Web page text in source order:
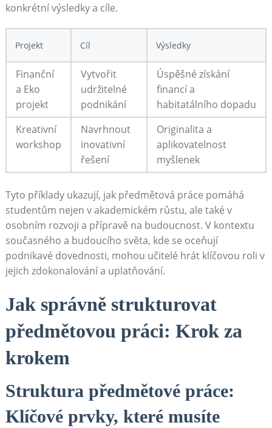
konkrétní výsledky⁢ a ⁢cíle.
Projekt Cíl Výsledky
Finanční
a Eko
projekt
Vytvořit
udržitelné
podnikání
Úspěšné získání
financí a
habitatálního dopadu
Kreativní
workshop
Navrhnout
inovativní
řešení
Originalita a
‍aplikovatelnost
myšlenek
Tyto‌ příklady ukazují, jak předmětová práce pomáhá
studentům nejen v akademickém růstu, ale také v
osobním rozvoji a přípravě na budoucnost. V kontextu
současného a budoucího⁢ světa, kde se oceňují
podnikavé dovednosti, mohou učitelé hrát klíčovou⁢ roli v
jejich zdokonalování a ⁤uplatňování.
Jak správně strukturovat
předmětovou práci: Krok za
krokem
Struktura předmětové práce:
Klíčové prvky, které musíte